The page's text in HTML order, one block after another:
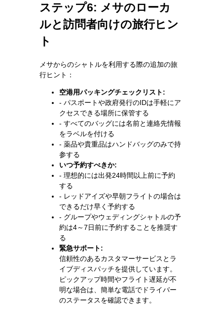
ステップ6: メサのローカ
ルと訪問者向けの旅行ヒン
ト
メサからのシャトルを利用する際の追加の旅
行ヒント：
空港用パッキングチェックリスト:
- パスポートや政府発行のIDは手軽にア
クセスできる場所に保管する
- すべてのバッグには名前と連絡先情報
をラベルを付ける
- 薬品や貴重品はハンドバッグのみで持
参する
いつ予約すべきか:
- 理想的には出発24時間以上前に予約
する
- レッドアイズや早朝フライトの場合は
できるだけ早く予約する
- グループやウェディングシャトルの予
約は4～7日前に予約することを推奨す
る
緊急サポート:
信頼性のあるカスタマーサービスとラ
イブディスパッチを提供しています。
ピックアップ時間やフライト遅延が不
明な場合は、簡単な電話でドライバー
のステータスを確認できます。